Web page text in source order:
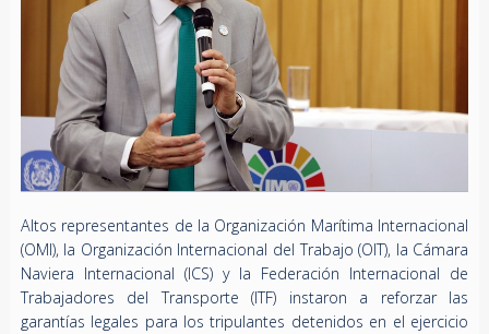
Altos representantes de la Organización Marítima Internacional
(OMI), la Organización Internacional del Trabajo (OIT), la Cámara
Naviera Internacional (ICS) y la Federación Internacional de
Trabajadores del Transporte (ITF) instaron a reforzar las
garantías legales para los tripulantes detenidos en el ejercicio